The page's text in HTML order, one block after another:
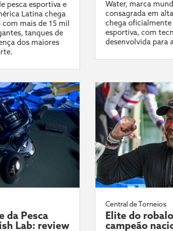
pesca esportiva e
Latina chega
com mais de 15 mil
tanques de
dos maiores
Water, marca
consagrada em
chega oficialmente
esportiva, com
desenvolvida para
da Pesca
Lab: review
Central de Torneios
Elite do
campeão